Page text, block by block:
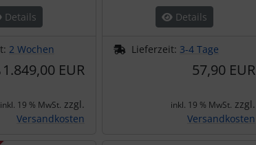
Details
2 Wochen
1.849,00 EUR
inkl. 19 % MwSt. zzgl.
Versandkosten
Details
Lieferzeit: 3-4 Tage
57,90 EUR
inkl. 19 % MwSt. zzgl.
Versandkosten